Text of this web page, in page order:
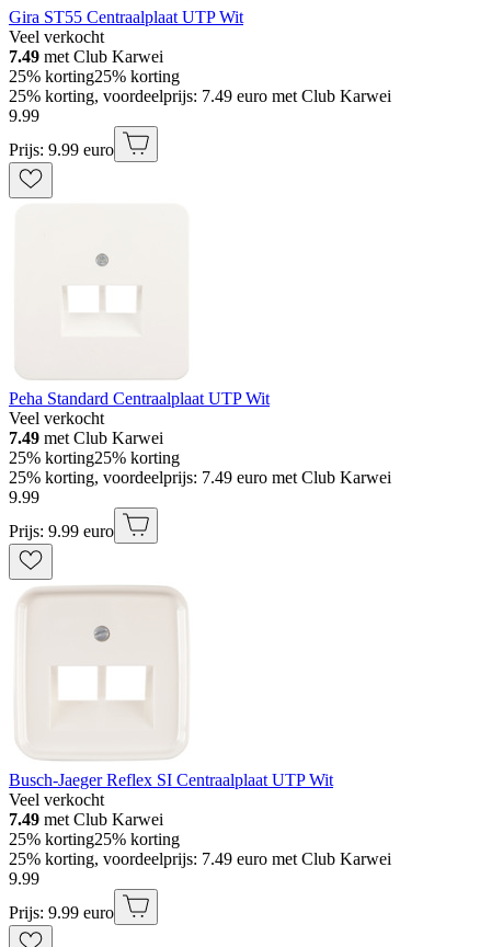
Gira ST55 Centraalplaat UTP Wit
Veel verkocht
7.49 met Club Karwei
25% korting25% korting
25% korting, voordeelprijs: 7.49 euro met Club Karwei
9.99
Prijs: 9.99 euro
Peha Standard Centraalplaat UTP Wit
Veel verkocht
7.49 met Club Karwei
25% korting25% korting
25% korting, voordeelprijs: 7.49 euro met Club Karwei
9.99
Prijs: 9.99 euro
Busch-Jaeger Reflex SI Centraalplaat UTP Wit
Veel verkocht
7.49 met Club Karwei
25% korting25% korting
25% korting, voordeelprijs: 7.49 euro met Club Karwei
9.99
Prijs: 9.99 euro